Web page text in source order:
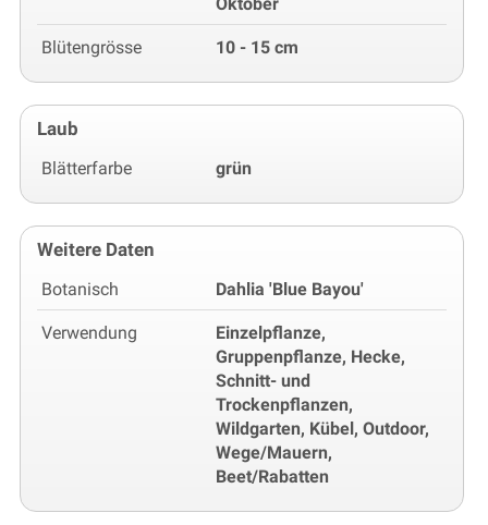
Blütengrösse 10 - 15 cm
Laub
Blätterfarbe grün
Weitere Daten
Botanisch Dahlia 'Blue Bayou'
Verwendung
Einzelpflanze,
Gruppenpflanze, Hecke,
Schnitt- und
Trockenpflanzen,
Wildgarten, Kübel, Outdoor,
Wege/Mauern,
Beet/Rabatten